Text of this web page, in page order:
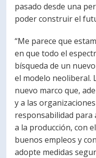
pasado desde una
poder construir el
“Me parece que
en que todo el
bísqueda de un
el modelo neoliberal.
nuevo marco que,
y a las
responsabilidad para
a la producción, con
buenos empleos y
adopte medidas